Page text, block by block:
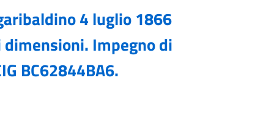
4 luglio 1866
Impegno di
BC62844BA6.